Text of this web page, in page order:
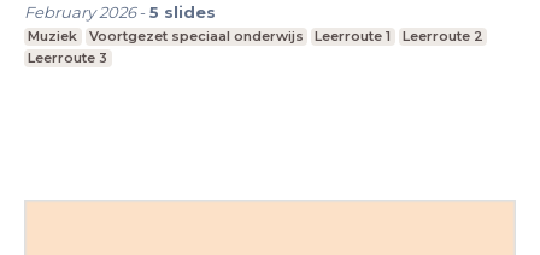
February 2026-5 slides
Muziek Voortgezet speciaal onderwijs Leerroute 1
Leerroute 2
Leerroute 3